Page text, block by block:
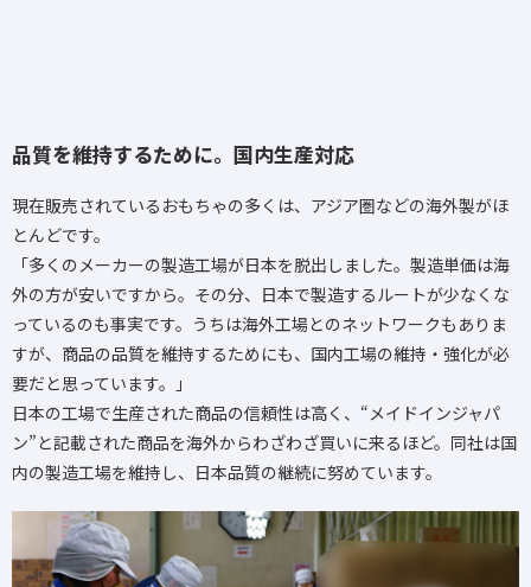
品質を維持するために。国内生産対応
現在販売されているおもちゃの多くは、アジア圏などの海外製がほ
とんどです。
「多くのメーカーの製造工場が日本を脱出しました。製造単価は海
外の方が安いですから。その分、日本で製造するルートが少なくな
っているのも事実です。うちは海外工場とのネットワークもありま
すが、商品の品質を維持するためにも、国内工場の維持・強化が必
要だと思っています。」
日本の工場で生産された商品の信頼性は高く、“メイドインジャパ
ン”と記載された商品を海外からわざわざ買いに来るほど。同社は国
内の製造工場を維持し、日本品質の継続に努めています。